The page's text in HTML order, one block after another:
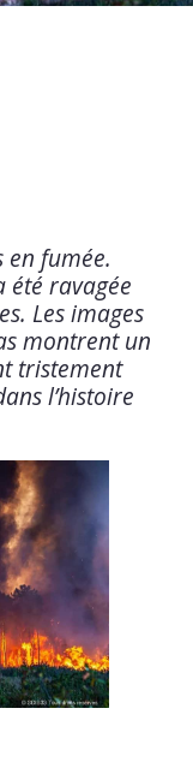
en fumée.
été ravagée
Les images
montrent un
tristement
l’histoire